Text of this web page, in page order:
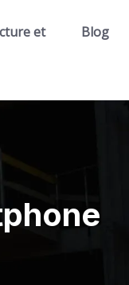
et Blog